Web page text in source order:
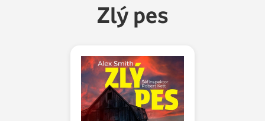
Zlý pes